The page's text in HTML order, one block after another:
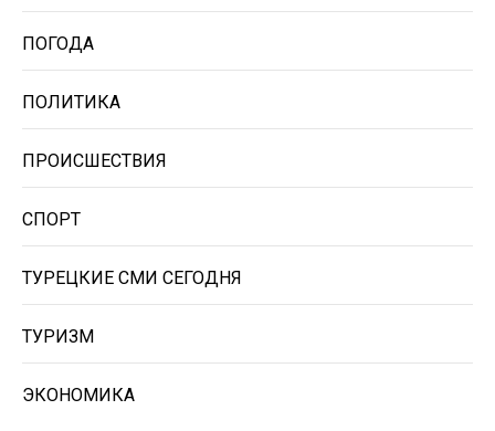
ПОГОДА
ПОЛИТИКА
ПРОИСШЕСТВИЯ
СПОРТ
ТУРЕЦКИЕ СМИ СЕГОДНЯ
ТУРИЗМ
ЭКОНОМИКА